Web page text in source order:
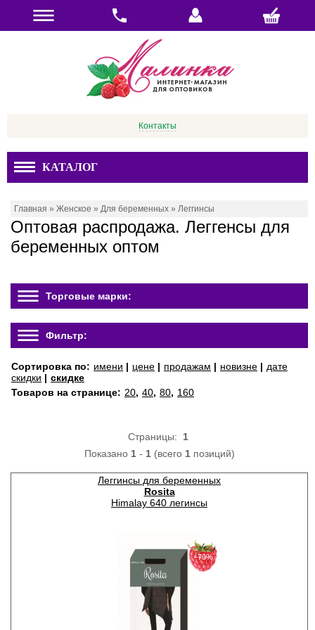
Контакты
КАТАЛОГ
Главная » Женское » Для беременных » Леггинсы
Оптовая распродажа. Леггенсы для
беременных оптом
Торговые марки:
Фильтр:
Сортировка по: имени | цене | продажам | новизне | дате
скидки | скидке
Товаров на странице: 20, 40, 80, 160
Страницы: 1
Показано 1- 1(всего 1позиций)
Леггинсы для беременных
Rosita
Himalay 640 легинсы
−70%